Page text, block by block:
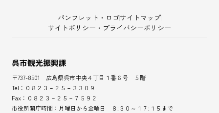
パンフレット・ロゴサイトマップ
サイトポリシー・プライバシーポリシー
呉市観光振興課
〒737-8501 広島県呉市中央４丁目１番６号 ５階
Tel：０８２３－２５－３３０９
Fax：０８２３－２５－７５９２
市役所開庁時間：月曜日から金曜日 ８:３０～１７:１５まで